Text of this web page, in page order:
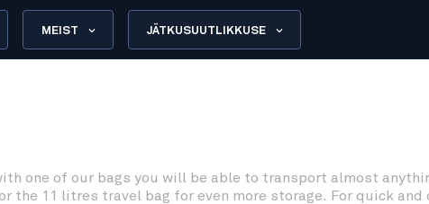
MEIST JÄTKUSUUTLIKKUSE
one of our bags you will be able to transport almost
the 11 litres travel bag for even more storage. For quick